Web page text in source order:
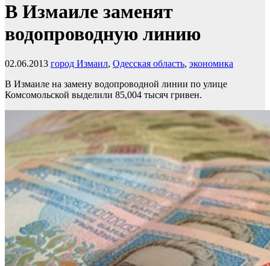
В Измаиле заменят
водопроводную линию
02.06.2013 город Измаил, Одесская область, экономика
В Измаиле на замену водопроводной линии по улице
Комсомольской выделили 85,004 тысяч гривен.